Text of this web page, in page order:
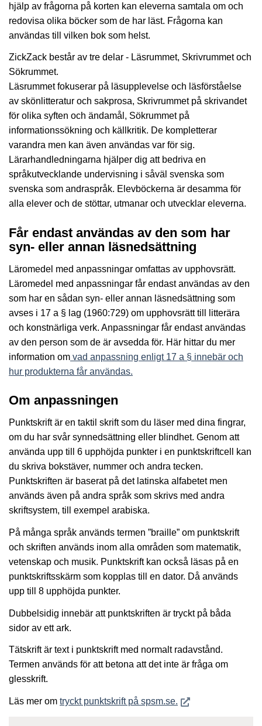
hjälp av frågorna på korten kan eleverna samtala om och
redovisa olika böcker som de har läst. Frågorna kan
användas till vilken bok som helst.
ZickZack består av tre delar - Läsrummet, Skrivrummet och
Sökrummet.
Läsrummet fokuserar på läsupplevelse och läsförståelse
av skönlitteratur och sakprosa, Skrivrummet på skrivandet
för olika syften och ändamål, Sökrummet på
informationssökning och källkritik. De kompletterar
varandra men kan även användas var för sig.
Lärarhandledningarna hjälper dig att bedriva en
språkutvecklande undervisning i såväl svenska som
svenska som andraspråk. Elevböckerna är desamma för
alla elever och de stöttar, utmanar och utvecklar eleverna.
Får endast användas av den som har
syn- eller annan läsnedsättning
Läromedel med anpassningar omfattas av upphovsrätt.
Läromedel med anpassningar får endast användas av den
som har en sådan syn- eller annan läsnedsättning som
avses i 17 a § lag (1960:729) om upphovsrätt till litterära
och konstnärliga verk. Anpassningar får endast användas
av den person som de är avsedda för. Här hittar du mer
information om vad anpassning enligt 17 a § innebär och
hur produkterna får användas.
Om anpassningen
Punktskrift är en taktil skrift som du läser med dina fingrar,
om du har svår synnedsättning eller blindhet. Genom att
använda upp till 6 upphöjda punkter i en punktskriftcell kan
du skriva bokstäver, nummer och andra tecken.
Punktskriften är baserat på det latinska alfabetet men
används även på andra språk som skrivs med andra
skriftsystem, till exempel arabiska.
På många språk används termen ”braille” om punktskrift
och skriften används inom alla områden som matematik,
vetenskap och musik. Punktskrift kan också läsas på en
punktskriftsskärm som kopplas till en dator. Då används
upp till 8 upphöjda punkter.
Dubbelsidig innebär att punktskriften är tryckt på båda
sidor av ett ark.
Tätskrift är text i punktskrift med normalt radavstånd.
Termen används för att betona att det inte är fråga om
glesskrift.
Läs mer om tryckt punktskrift på spsm.se. Öppnas i nytt fönster